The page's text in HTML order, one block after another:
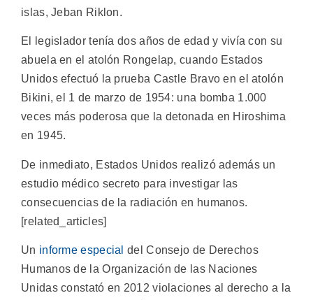
islas, Jeban Riklon.
El legislador tenía dos años de edad y vivía con su
abuela en el atolón Rongelap, cuando Estados
Unidos efectuó la prueba Castle Bravo en el atolón
Bikini, el 1 de marzo de 1954: una bomba 1.000
veces más poderosa que la detonada en Hiroshima
en 1945.
De inmediato, Estados Unidos realizó además un
estudio médico secreto para investigar las
consecuencias de la radiación en humanos.
[related_articles]
Un informe especial del Consejo de Derechos
Humanos de la Organización de las Naciones
Unidas constató en 2012 violaciones al derecho a la